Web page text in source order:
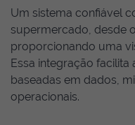
Um sistema confiável
supermercado, desde
proporcionando uma
Essa integração
baseadas em dados,
operacionais.